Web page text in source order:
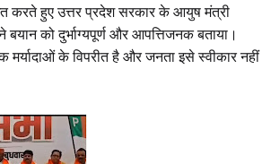
करते हुए उत्तर प्रदेश सरकार के आयुष मंत्री
को दुर्भाग्यपूर्ण और आपत्तिजनक बताया।
मर्यादाओं के विपरीत है और जनता इसे स्वीकार नहीं